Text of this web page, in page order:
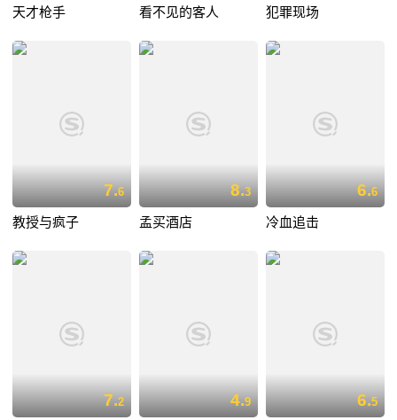
天才枪手 看不见的客人 犯罪现场
7.6
教授与疯子
8.3
孟买酒店
6.6
冷血追击
7.2 4.9 6.5